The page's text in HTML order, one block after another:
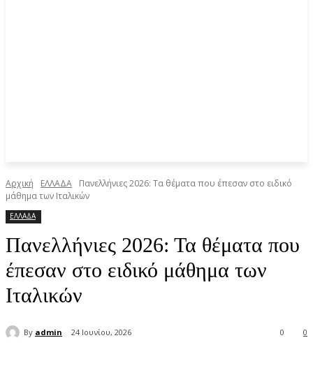
Αρχική ΕΛΛΑΔΑ
Πανελλήνιες 2026: Τα θέματα που έπεσαν στο ειδικό
μάθημα των Ιταλικών
ΕΛΛΑΔΑ
Πανελλήνιες 2026: Τα θέματα που
έπεσαν στο ειδικό μάθημα των
Ιταλικών
By admin 24 Ιουνίου, 2026 0
0